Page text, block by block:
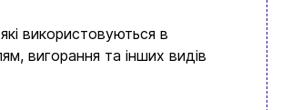
використовуються в
вигорання та інших видів